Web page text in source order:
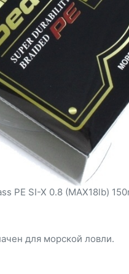
PE SI-X 0.8 (MAX18lb)
для морской ловли.